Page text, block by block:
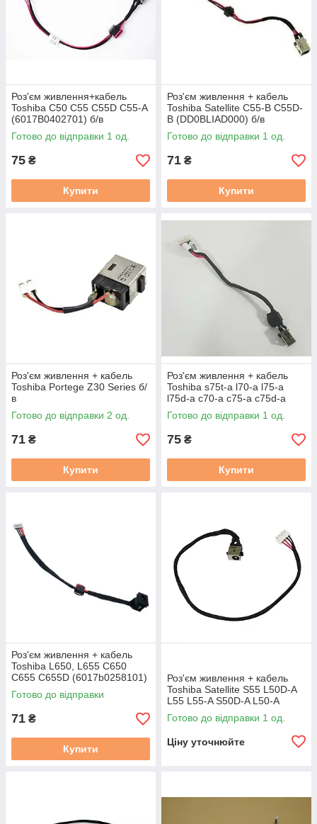
Роз'єм живлення+кабель
Toshiba C50 C55 C55D C55-A
(6017B0402701) б/в
Готово до відправки 1 од.
75 ₴
Купити
Роз'єм живлення + кабель
Toshiba Satellite C55-B C55D-
B (DD0BLIAD000) б/в
Готово до відправки 1 од.
71 ₴
Купити
Роз'єм живлення + кабель
Toshiba Portege Z30 Series б/
в
Готово до відправки 2 од.
71 ₴
Купити
Роз'єм живлення + кабель
Toshiba s75t-a l70-a l75-a
l75d-a c70-a c75-a c75d-a
(DD0BD5AD000) б/в
Готово до відправки 1 од.
75 ₴
Купити
Роз'єм живлення + кабель
Toshiba L650, L655 C650
C655 C655D (6017b0258101)
б/в
Готово до відправки
71 ₴
Купити
Роз'єм живлення + кабель
Toshiba Satellite S55 L50D-A
L55 L55-A S50D-A L50-A
P55W-C (1417-0088000) б/в
Готово до відправки 1 од.
Ціну уточнюйте